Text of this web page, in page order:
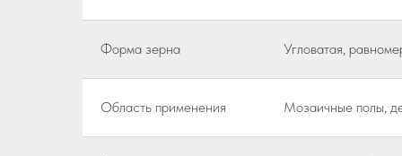
Форма зерна Угловатая,
Область применения Мозаичные полы,